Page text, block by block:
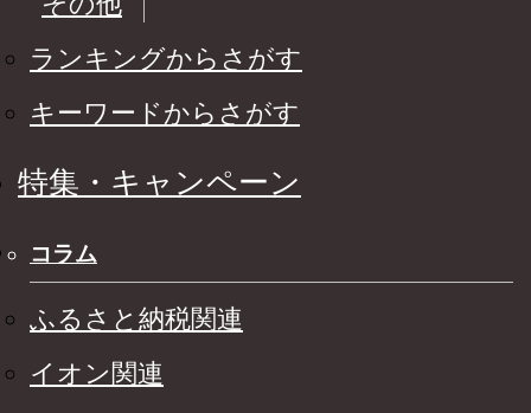
ランキングからさがす
キーワードからさがす
特集・キャンペーン
コラム
ふるさと納税関連
イオン関連